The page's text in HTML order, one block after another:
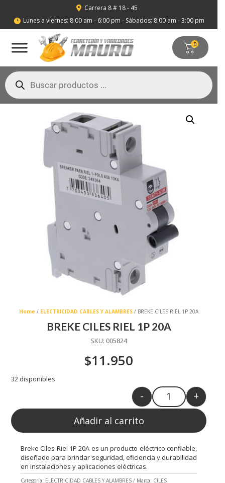
 Carrera 8 # 18 - 45
 Lunes a viernes: 8:00 am - 6:00 pm - Sábados: 8:00 am - 3:00 pm
0
Búsqueda
de
productos
Home / ELECTRICIDAD CABLES Y ALAMBRES / BREKE CILES RIEL 1P 20A
BREKE CILES RIEL 1P 20A
SKU: 005824
$11.950
32 disponibles
Quantity
- +
Añadir al carrito
Breke Ciles Riel 1P 20A es un producto eléctrico confiable,
diseñado para brindar seguridad, eficiencia y durabilidad
en instalaciones y aplicaciones eléctricas.
Categoría: ELECTRICIDAD CABLES Y ALAMBRES Marca: CILES